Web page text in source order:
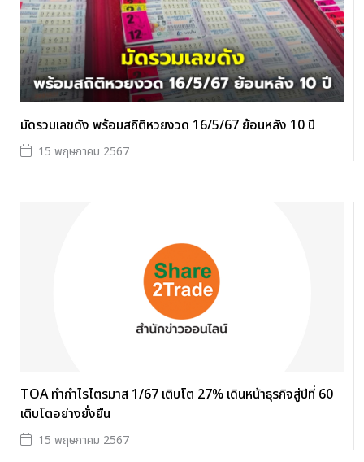
มัดรวมเลขดัง พร้อมสถิติหวยงวด 16/5/67 ย้อนหลัง 10 ปี
15 พฤษภาคม 2567
TOA ทำกำไรไตรมาส 1/67 เติบโต 27% เดินหน้าธุรกิจสู่ปีที่ 60
เติบโตอย่างยั่งยืน
15 พฤษภาคม 2567